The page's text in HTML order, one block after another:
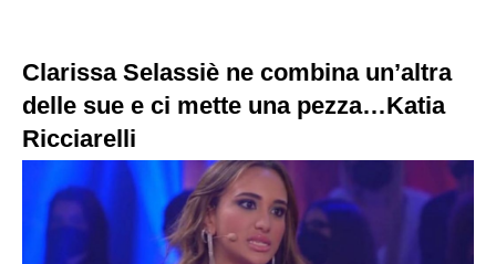
Clarissa Selassiè ne combina un’altra
delle sue e ci mette una pezza…Katia
Ricciarelli